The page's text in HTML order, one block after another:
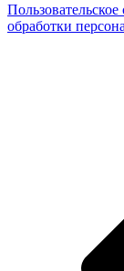
обработки